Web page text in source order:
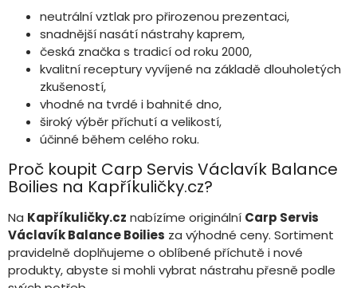
neutrální vztlak pro přirozenou prezentaci,
snadnější nasátí nástrahy kaprem,
česká značka s tradicí od roku 2000,
kvalitní receptury vyvíjené na základě dlouholetých
zkušeností,
vhodné na tvrdé i bahnité dno,
široký výběr příchutí a velikostí,
účinné během celého roku.
Proč koupit Carp Servis Václavík Balance
Boilies na Kapříkuličky.cz?
Na Kapříkuličky.cz nabízíme originální Carp Servis
Václavík Balance Boilies za výhodné ceny. Sortiment
pravidelně doplňujeme o oblíbené příchutě i nové
produkty, abyste si mohli vybrat nástrahu přesně podle